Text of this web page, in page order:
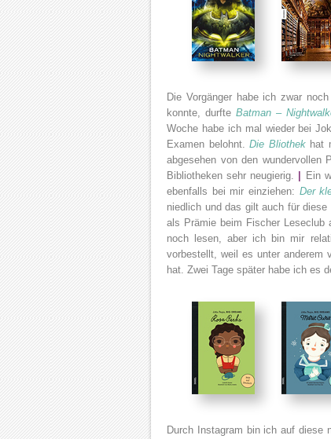
Die Vorgänger habe ich zwar
konnte, durfteBatman –
Woche habe ich mal wieder bei
Examen belohnt.Die Bliothekhat
abgesehen von den wundervollen
Bibliotheken sehr neugierig.
Ein
ebenfalls bei mir einziehen: Der
niedlich und das gilt auch für diese
als Prämie beim Fischer Leseclub
noch lesen, aber ich bin mir
vorbestellt, weil es unter anderem
hat. Zwei Tage später habe ich es
Durch Instagram bin ich auf diese